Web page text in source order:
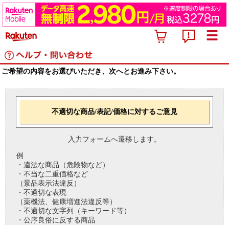
ご希望の内容をお選びいただき、次へとお進み下さい。
不適切な商品/表記/価格に対するご意見
入力フォームへ遷移します。
例
・違法な商品（危険物など）
・不当な二重価格など
（景品表示法違反）
・不適切な表現
（薬機法、健康増進法違反等）
・不適切な文字列（キーワード等）
・公序良俗に反する商品